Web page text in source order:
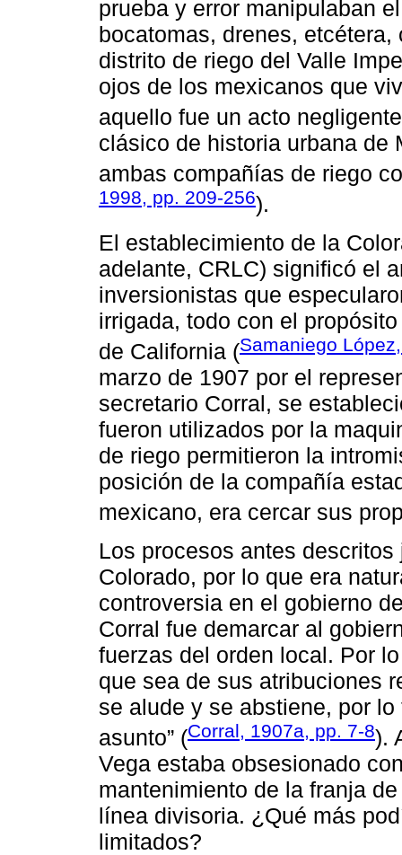
prueba y error manipulaban
bocatomas, drenes,
distrito de riego del Valle
ojos de los mexicanos que
aquello fue un acto
clásico de historia urbana de
ambas compañías de riego
1998, pp. 209-256).
El establecimiento de la
adelante, CRLC) significó el
inversionistas que
irrigada, todo con el
de California (Samaniego
marzo de 1907 por el
secretario Corral, se
fueron utilizados por la
de riego permitieron la
posición de la compañía
mexicano, era cercar sus
Los procesos antes
Colorado, por lo que era
controversia en el gobierno
Corral fue demarcar al
fuerzas del orden local. Por
que sea de sus atribuciones
se alude y se abstiene, por
asunto” (Corral, 1907a, pp. 7-8).
Vega estaba obsesionado
mantenimiento de la franja
línea divisoria. ¿Qué más
limitados?